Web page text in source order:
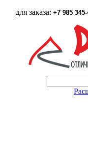
для заказа: +7 985